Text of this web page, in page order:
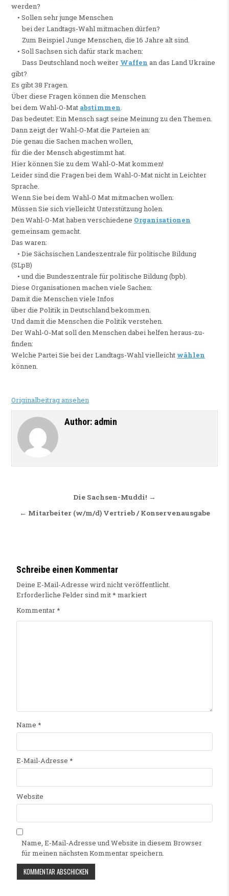
werden?
• Sollen sehr junge Menschen
bei der Landtags-Wahl mitmachen dürfen?
Zum Beispiel Junge Menschen, die 16 Jahre alt sind.
• Soll Sachsen sich dafür stark machen:
Dass Deutschland noch weiter Waffen an das Land Ukraine
gibt?
Es gibt 38 Fragen.
Über diese Fragen können die Menschen
bei dem Wahl-O-Mat abstimmen.
Das bedeutet: Ein Mensch sagt seine Meinung zu den Themen.
Dann zeigt der Wahl-O-Mat die Parteien an:
Die genau die Sachen machen wollen,
für die der Mensch abgestimmt hat.
Hier können Sie zu dem Wahl-O-Mat kommen!
Leider sind die Fragen bei dem Wahl-O-Mat nicht in Leichter
Sprache.
Wenn Sie bei dem Wahl-O Mat mitmachen wollen:
Müssen Sie sich vielleicht Unterstützung holen.
Den Wahl-O-Mat haben verschiedene Organisationen
gemeinsam gemacht.
Das waren:
• Die Sächsischen Landeszentrale für politische Bildung
(SLpB)
• und die Bundeszentrale für politische Bildung (bpb).
Diese Organisationen machen viele Sachen:
Damit die Menschen viele Infos
über die Politik in Deutschland bekommen.
Und damit die Menschen die Politik verstehen.
Der Wahl-O-Mat soll den Menschen dabei helfen heraus-zu-
finden:
Welche Partei Sie bei der Landtags-Wahl vielleicht wählen
können.
Originalbeitrag ansehen
Author: admin
Beitragsnavigation
Die Sachsen-Muddi! →
← Mitarbeiter (w/m/d) Vertrieb / Konservenausgabe
Schreibe einen Kommentar
Deine E-Mail-Adresse wird nicht veröffentlicht.
Erforderliche Felder sind mit* markiert
Kommentar*
Name *
E-Mail-Adresse *
Website
Name, E-Mail-Adresse und Website in diesem Browser
für meinen nächsten Kommentar speichern.